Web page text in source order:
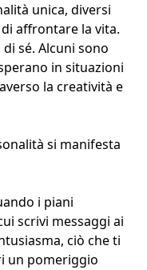
unica, diversi
affrontare la vita.
sé. Alcuni sono
in situazioni
la creatività e
si manifesta
i piani
scrivi messaggi ai
ciò che ti
un pomeriggio